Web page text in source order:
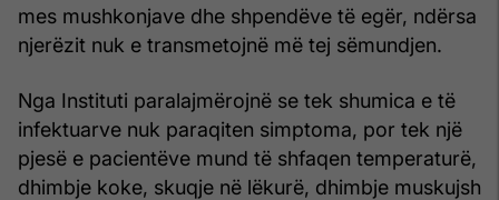
mes mushkonjave dhe shpendëve të egër, ndërsa
njerëzit nuk e transmetojnë më tej sëmundjen.
Nga Instituti paralajmërojnë se tek shumica e të
infektuarve nuk paraqiten simptoma, por tek një
pjesë e pacientëve mund të shfaqen temperaturë,
dhimbje koke, skuqje në lëkurë, dhimbje muskujsh